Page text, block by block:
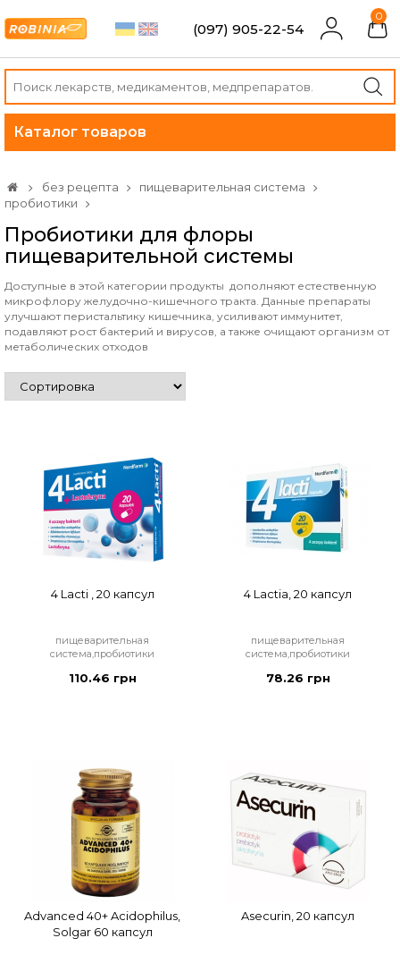
(097) 905-22-54
0
Каталог товаров
без рецепта
пищеварительная система
пробиотики
Пробиотики для флоры
пищеварительной системы
Доступные в этой категории продукты дополняют естественную
микрофлору желудочно-кишечного тракта. Данные препараты
улучшают перистальтику кишечника, усиливают иммунитет,
подавляют рост бактерий и вирусов, а также очищают организм от
метаболических отходов
4 Lacti , 20 капсул
пищеварительная
система,пробиотики
110.46 грн
4 Lactia, 20 капсул
пищеварительная
система,пробиотики
78.26 грн
Advanced 40+ Acidophilus,
Solgar 60 капсул
Asecurin, 20 капсул